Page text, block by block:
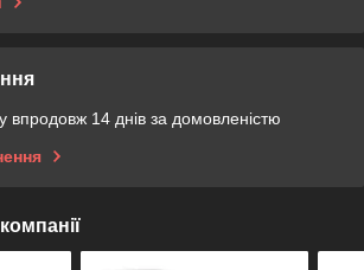
впродовж 14 днів за домовленістю